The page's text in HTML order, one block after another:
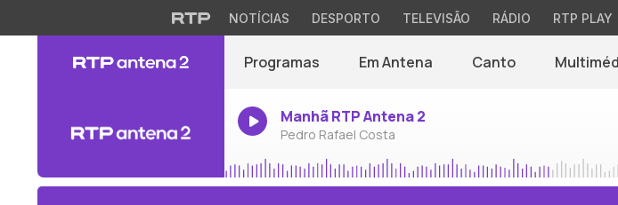
NOTÍCIAS DESPORTO TELEVISÃO RÁDIO RTP PLAY
Programas Em Antena Canto
Manhã RTP Antena 2
Pedro Rafael Costa